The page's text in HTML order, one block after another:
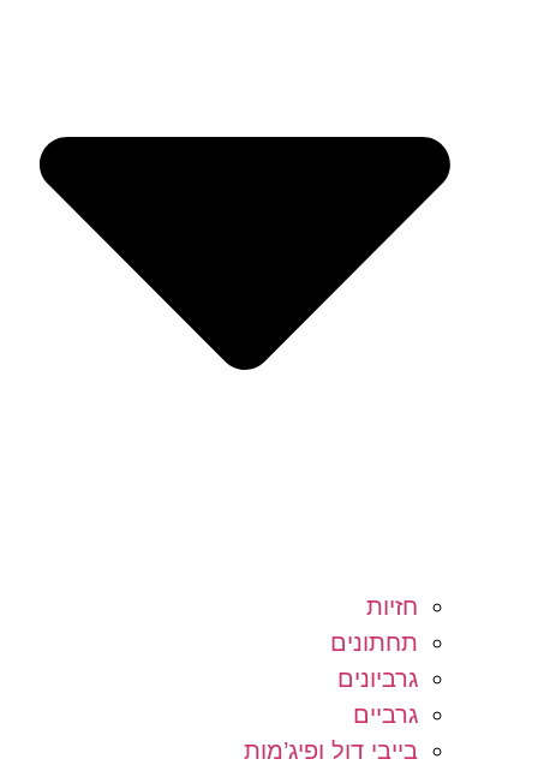
חזיות
תחתונים
גרביונים
גרביים
בייבי דול ופיג’מות